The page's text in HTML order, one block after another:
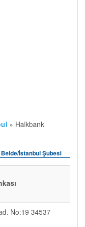
» Halkbank
İstanbul Şubesi
No:19 34537